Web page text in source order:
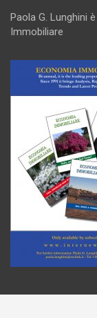
Paola G. Lunghini
Immobiliare